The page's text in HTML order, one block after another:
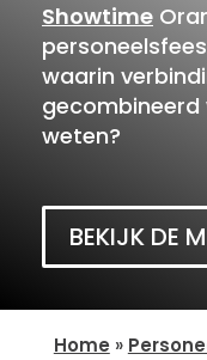
Showtime
waarin
gecombineerd
weten?
BEKIJK DE
Home »